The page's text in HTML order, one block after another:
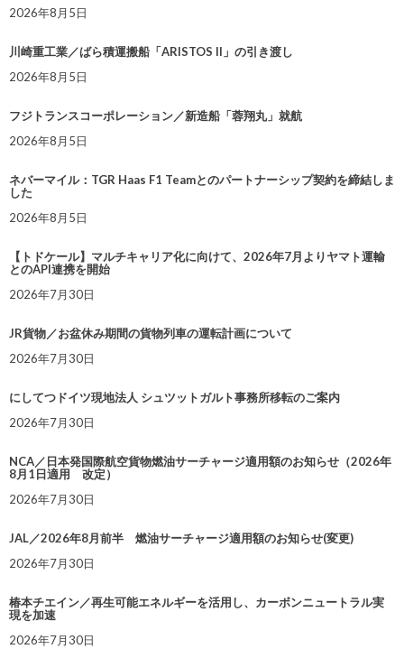
2026年8月5日
川崎重工業／ばら積運搬船「ARISTOS II」の引き渡し
2026年8月5日
フジトランスコーポレーション／新造船「蓉翔丸」就航
2026年8月5日
ネバーマイル：TGR Haas F1 Teamとのパートナーシップ契約を締結しま
した
2026年8月5日
【トドケール】マルチキャリア化に向けて、2026年7月よりヤマト運輸
とのAPI連携を開始
2026年7月30日
JR貨物／お盆休み期間の貨物列車の運転計画について
2026年7月30日
にしてつドイツ現地法人 シュツットガルト事務所移転のご案内
2026年7月30日
NCA／日本発国際航空貨物燃油サーチャージ適用額のお知らせ（2026年
8月1日適用 改定）
2026年7月30日
JAL／2026年8月前半 燃油サーチャージ適用額のお知らせ(変更)
2026年7月30日
椿本チエイン／再生可能エネルギーを活用し、カーボンニュートラル実
現を加速
2026年7月30日